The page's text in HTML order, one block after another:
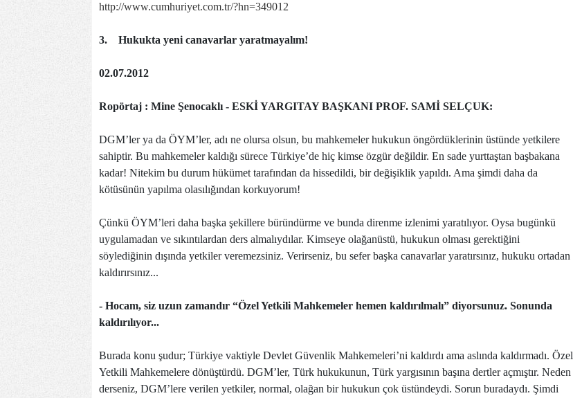
http://www.cumhuriyet.com.tr/?hn=349012
3. Hukukta yeni canavarlar yaratmayalım!
02.07.2012
Ropörtaj : Mine Şenocaklı - ESKİ YARGITAY BAŞKANI PROF. SAMİ SELÇUK:
DGM’ler ya da ÖYM’ler, adı ne olursa olsun, bu mahkemeler hukukun öngördüklerinin üstünde yetkilere
sahiptir. Bu mahkemeler kaldığı sürece Türkiye’de hiç kimse özgür değildir. En sade yurttaştan başbakana
kadar! Nitekim bu durum hükümet tarafından da hissedildi, bir değişiklik yapıldı. Ama şimdi daha da
kötüsünün yapılma olasılığından korkuyorum!
Çünkü ÖYM’leri daha başka şekillere büründürme ve bunda direnme izlenimi yaratılıyor. Oysa bugünkü
uygulamadan ve sıkıntılardan ders almalıydılar. Kimseye olağanüstü, hukukun olması gerektiğini
söylediğinin dışında yetkiler veremezsiniz. Verirseniz, bu sefer başka canavarlar yaratırsınız, hukuku ortadan
kaldırırsınız...
- Hocam, siz uzun zamandır “Özel Yetkili Mahkemeler hemen kaldırılmalı” diyorsunuz. Sonunda
kaldırılıyor...
Burada konu şudur; Türkiye vaktiyle Devlet Güvenlik Mahkemeleri’ni kaldırdı ama aslında kaldırmadı. Özel
Yetkili Mahkemelere dönüştürdü. DGM’ler, Türk hukukunun, Türk yargısının başına dertler açmıştır. Neden
derseniz, DGM’lere verilen yetkiler, normal, olağan bir hukukun çok üstündeydi. Sorun buradaydı. Şimdi